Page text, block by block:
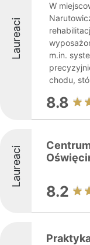
Laureaci
W
m.in.
chodu,
8.8
Laureaci
8.2